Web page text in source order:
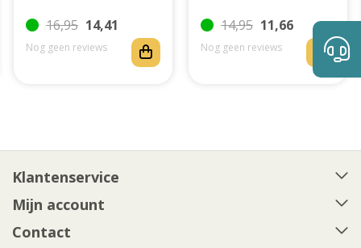
16,95 14,41
Nog geen reviews
14,95 11,66
Nog geen reviews
Klantenservice
Mijn account
Contact